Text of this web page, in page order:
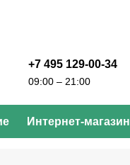
+7 495 129-00-34
09:00 – 21:00
Интернет-магазин